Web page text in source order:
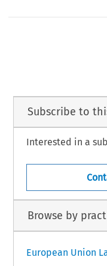
Subscribe to
Interested in a
Browse by
European Union